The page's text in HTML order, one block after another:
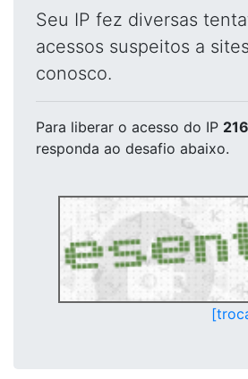
Seu IP fez diversas
acessos suspeitos a
conosco.
Para liberar o acesso do IP
responda ao desafio abaixo.